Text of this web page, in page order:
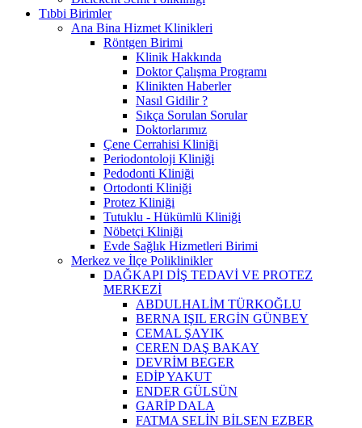
Tıbbi Birimler
Ana Bina Hizmet Klinikleri
Röntgen Birimi
Klinik Hakkında
Doktor Çalışma Programı
Klinikten Haberler
Nasıl Gidilir ?
Sıkça Sorulan Sorular
Doktorlarımız
Çene Cerrahisi Kliniği
Periodontoloji Kliniği
Pedodonti Kliniği
Ortodonti Kliniği
Protez Kliniği
Tutuklu - Hükümlü Kliniği
Nöbetçi Kliniği
Evde Sağlık Hizmetleri Birimi
Merkez ve İlçe Poliklinikler
DAĞKAPI DİŞ TEDAVİ VE PROTEZ
MERKEZİ
ABDULHALİM TÜRKOĞLU
BERNA IŞIL ERGİN GÜNBEY
CEMAL ŞAYIK
CEREN DAŞ BAKAY
DEVRİM BEGER
EDİP YAKUT
ENDER GÜLSÜN
GARİP DALA
FATMA SELİN BİLSEN EZBER